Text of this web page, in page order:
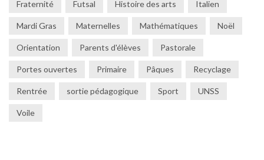
Fraternité Futsal Histoire des arts Italien
Mardi Gras Maternelles Mathématiques Noël
Orientation Parents d'élèves Pastorale
Portes ouvertes Primaire Pâques Recyclage
Rentrée sortie pédagogique Sport UNSS
Voile